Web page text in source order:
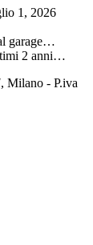
1, 2026
garage…
2 anni…
Milano - P.iva